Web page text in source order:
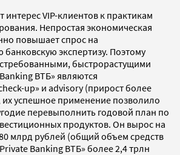
интерес VIP-клиентов к практикам
Непростая экономическая
повышает спрос на
экспертизу. Поэтому
быстрорастущими
ВТБ» являются
up» и advisory (прирост более
их успешное применение позволило
перевыполнить годовой план по
продуктов. Он вырос на
млрд рублей (общий объем средств
Banking ВТБ» более 2,4 трлн